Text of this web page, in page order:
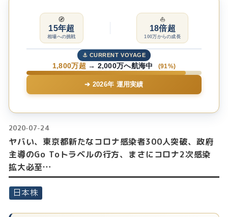
🧭
15年超
相場への挑戦
⛵
18倍超
100万からの成長
⚓ CURRENT VOYAGE
1,800万超 → 2,000万へ航海中 (91%)
➔ 2026年 運用実績
2020-07-24
ヤバい、東京都新たなコロナ感染者300人突破、政府
主導のGo Toトラベルの行方、まさにコロナ2次感染
拡大必至…
日本株